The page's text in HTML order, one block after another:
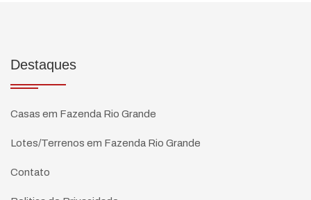
Destaques
Casas em Fazenda Rio Grande
Lotes/Terrenos em Fazenda Rio Grande
Contato